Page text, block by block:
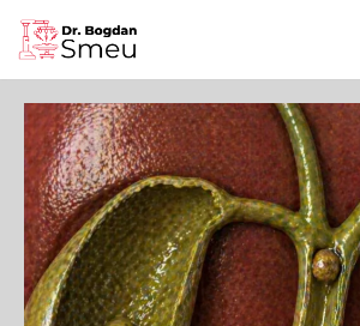
Sari
conținut